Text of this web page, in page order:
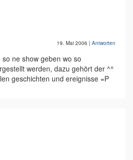
19. Mai 2006 | Antworten
ne show geben wo so
werden, dazu gehört der ^^
geschichten und ereignisse =P